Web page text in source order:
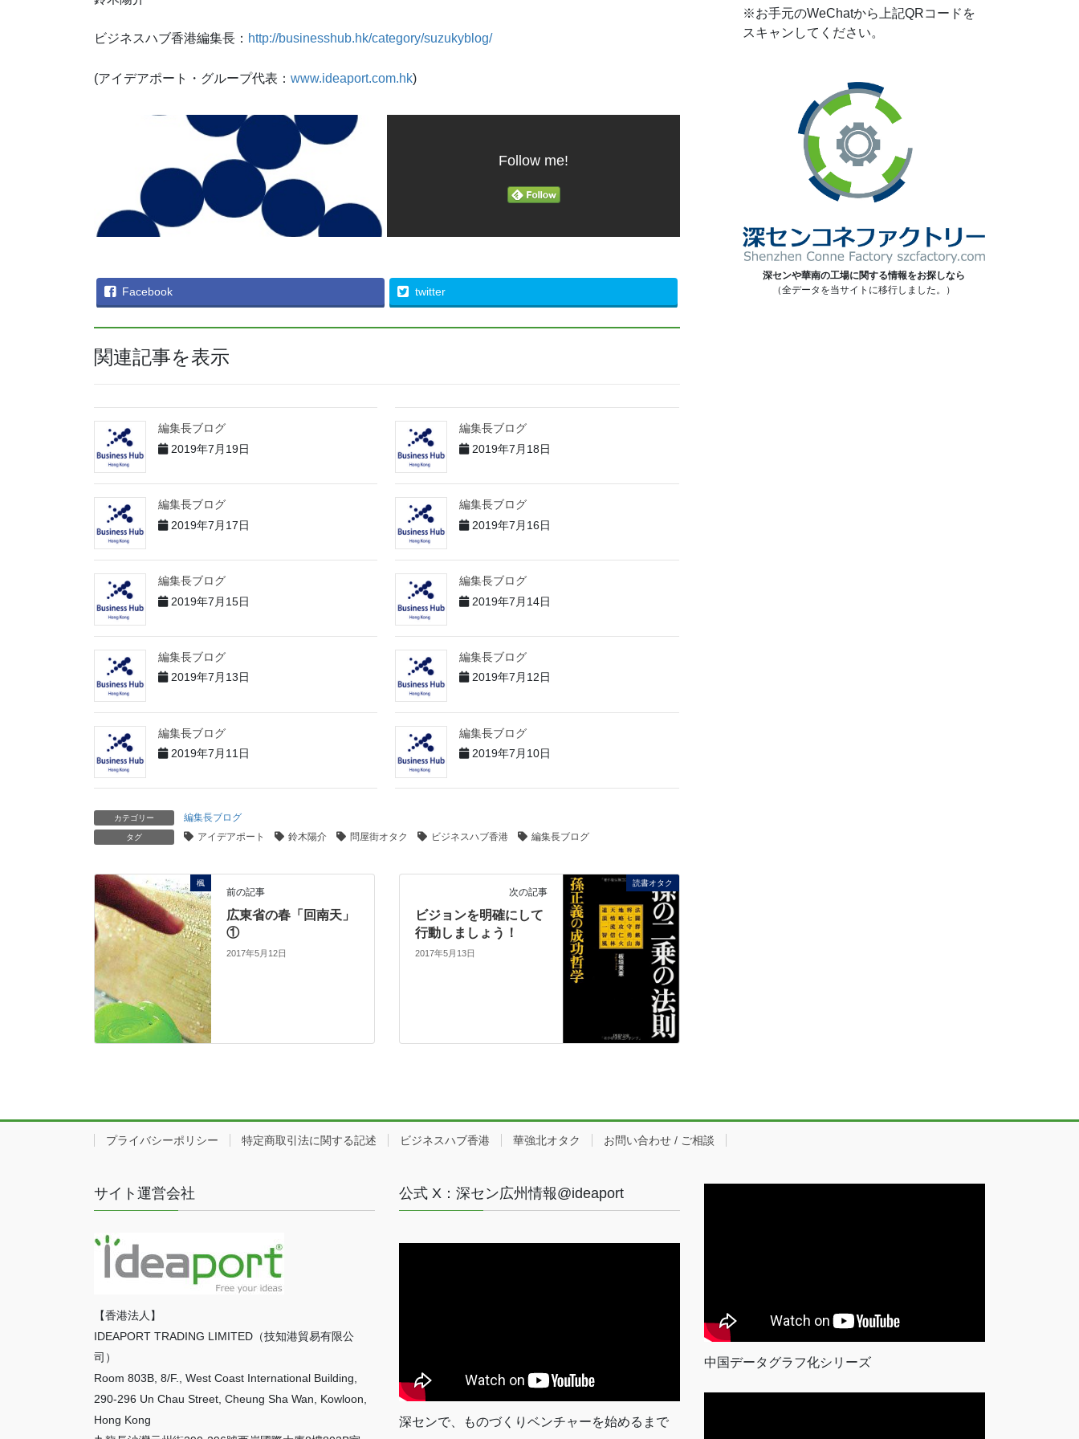
ビジネスハブ香港編集長： http://businesshub.hk/category/suzukyblog/
(アイデアポート・グループ代表： www.ideaport.com.hk)
Follow me!
Facebook twitter
関連記事を表示
編集長ブログ
2019年7月19日
編集長ブログ
2019年7月18日
編集長ブログ
2019年7月17日
編集長ブログ
2019年7月16日
編集長ブログ
2019年7月15日
編集長ブログ
2019年7月14日
編集長ブログ
2019年7月13日
編集長ブログ
2019年7月12日
編集長ブログ
2019年7月11日
編集長ブログ
2019年7月10日
カテゴリー 編集長ブログ
タグ アイデアポート 鈴木陽介 問屋街オタク ビジネスハブ香港 編集長ブログ
楓
前の記事
広東省の春「回南天」
①
2017年5月12日
読書オタク
次の記事
ビジョンを明確にして
行動しましょう！
2017年5月13日
※お手元のWeChatから上記QRコードを
スキャンしてください。
深センや華南の工場に関する情報をお探しなら
（全データを当サイトに移行しました。）
プライバシーポリシー 特定商取引法に関する記述 ビジネスハブ香港 華強北オタク お問い合わせ / ご相談
サイト運営会社
【香港法人】
IDEAPORT TRADING LIMITED（技知港貿易有限公
司）
Room 803B, 8/F., West Coast International Building,
290-296 Un Chau Street, Cheung Sha Wan, Kowloon,
Hong Kong
公式 X：深セン広州情報@ideaport
深センで、ものづくりベンチャーを始めるまで
中国データグラフ化シリーズ